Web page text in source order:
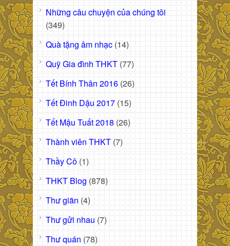
Những câu chuyện của chúng tôi
(349)
Quà tặng âm nhạc (14)
Quỹ Gia đình THKT (77)
Tết Bính Thân 2016 (26)
Tết Đinh Dậu 2017 (15)
Tết Mậu Tuất 2018 (26)
Thành viên THKT (7)
Thầy Cô (1)
THKT Blog (878)
Thư giãn (4)
Thư gửi nhau (7)
Thư quán (78)